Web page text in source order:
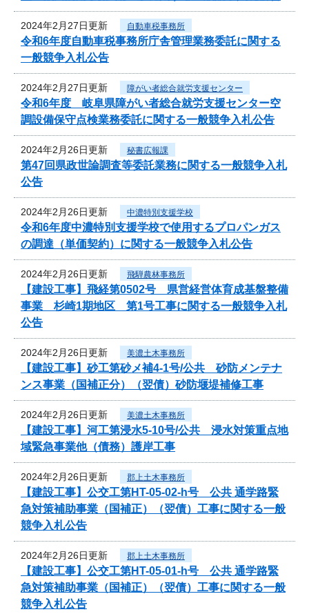
2024年2月27日更新 自動車税事務所
令和6年度自動車税事務所庁舎管理業務委託に関する
一般競争入札公告
2024年2月27日更新 障がい者総合就労支援センター
令和6年度 岐阜県障がい者総合就労支援センター空
調設備保守点検業務委託に関する一般競争入札公告
2024年2月26日更新 秘書広報課
第47回県政世論調査等委託業務に関する一般競争入札
公告
2024年2月26日更新 中濃特別支援学校
令和6年度中濃特別支援学校で使用するプロパンガス
の調達（単価契約）に関する一般競争入札公告
2024年2月26日更新 飛騨農林事務所
【建設工事】飛経第0502号 県営経営体育成基盤整備
事業 杉崎1期地区 第1号工事に関する一般競争入札
公告
2024年2月26日更新 美濃土木事務所
【建設工事】砂工第砂メ補4-1号/公共 砂防メンテナ
ンス事業（国補正分）（翌債）砂防堰堤補修工事
2024年2月26日更新 美濃土木事務所
【建設工事】河工第浸水5-10号/公共 浸水対策重点地
域緊急事業他（債務）護岸工事
2024年2月26日更新 郡上土木事務所
【建設工事】公交工第HT-05-02-h号 公共 通学路緊
急対策補助事業（国補正）（翌債）工事に関する一般
競争入札公告
2024年2月26日更新 郡上土木事務所
【建設工事】公交工第HT-05-01-h号 公共 通学路緊
急対策補助事業（国補正）（翌債）工事に関する一般
競争入札公告